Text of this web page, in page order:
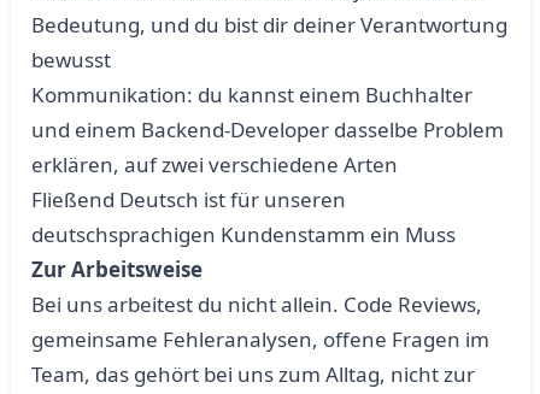
Bedeutung, und du bist dir deiner Verantwortung
bewusst
Kommunikation: du kannst einem Buchhalter
und einem Backend-Developer dasselbe Problem
erklären, auf zwei verschiedene Arten
Fließend Deutsch ist für unseren
deutschsprachigen Kundenstamm ein Muss
Zur Arbeitsweise
Bei uns arbeitest du nicht allein. Code Reviews,
gemeinsame Fehleranalysen, offene Fragen im
Team, das gehört bei uns zum Alltag, nicht zur